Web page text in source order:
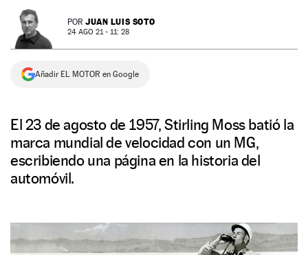
PREMIOS
SERVICIOS
POR JUAN LUIS SOTO
24 AGO 21 - 11: 28
Añadir EL MOTOR en Google
El 23 de agosto de 1957, Stirling Moss batió la
marca mundial de velocidad con un MG,
escribiendo una página en la historia del
automóvil.